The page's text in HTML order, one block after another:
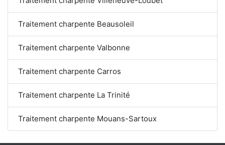
Traitement charpente Beausoleil
Traitement charpente Valbonne
Traitement charpente Carros
Traitement charpente La Trinité
Traitement charpente Mouans-Sartoux